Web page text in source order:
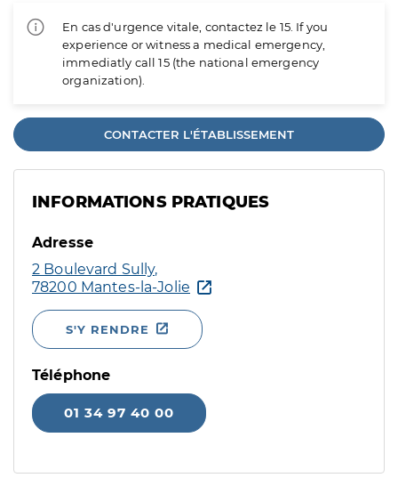
En cas d'urgence vitale, contactez le 15. If you
experience or witness a medical emergency,
immediatly call 15 (the national emergency
organization).
CONTACTER L'ÉTABLISSEMENT
INFORMATIONS PRATIQUES
Adresse
2 Boulevard Sully,
78200 Mantes-la-Jolie
S'Y RENDRE
Téléphone
01 34 97 40 00